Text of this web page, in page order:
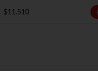
$11.510